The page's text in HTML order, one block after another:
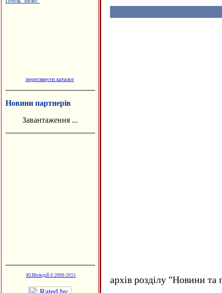
переглянути каталог
Новини партнерів
Завантаження ...
Ю.Молодій © 2000-2015 архів розділу "Новини та